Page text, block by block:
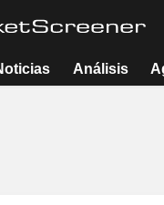
Análisis